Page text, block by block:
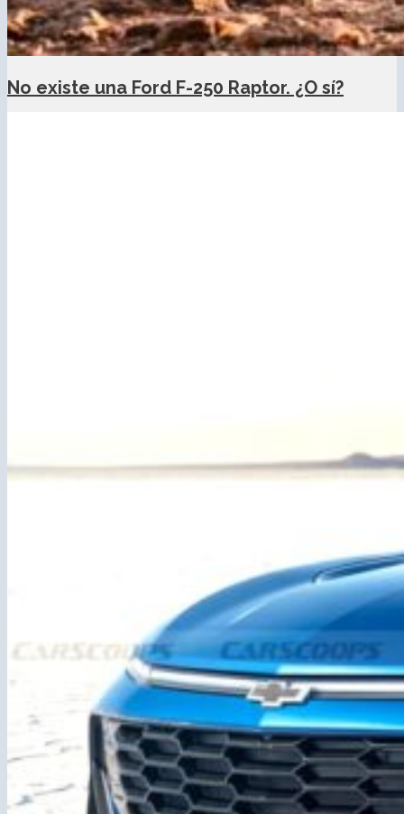
No existe una Ford F-250 Raptor. ¿O sí?